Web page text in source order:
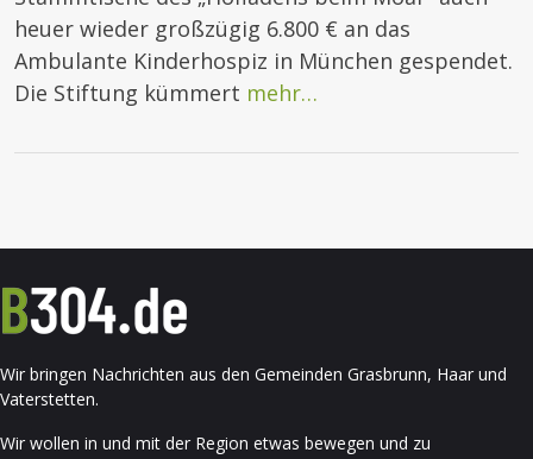
heuer wieder großzügig 6.800 € an das
Ambulante Kinderhospiz in München gespendet.
Die Stiftung kümmert mehr…
Wir bringen Nachrichten aus den Gemeinden Grasbrunn, Haar und
Vaterstetten.
Wir wollen in und mit der Region etwas bewegen und zu